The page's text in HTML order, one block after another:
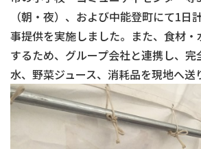
（朝・夜）、および中能登町にて1日
事提供を実施しました。また、食材
するため、グループ会社と連携し、完
水、野菜ジュース、消耗品を現地へ送